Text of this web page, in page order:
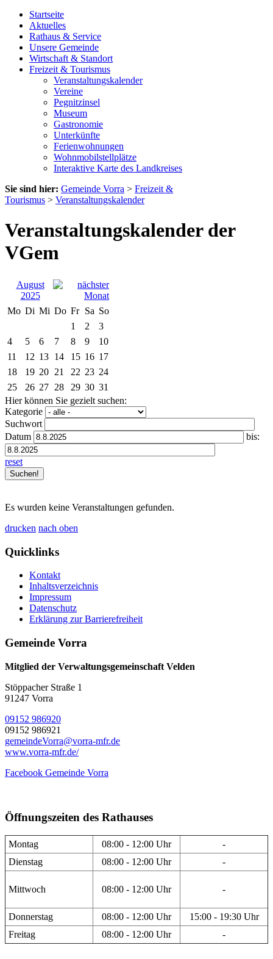
Startseite
Aktuelles
Rathaus & Service
Unsere Gemeinde
Wirtschaft & Standort
Freizeit & Tourismus
Veranstaltungskalender
Vereine
Pegnitzinsel
Museum
Gastronomie
Unterkünfte
Ferienwohnungen
Wohnmobilstellplätze
Interaktive Karte des Landkreises
Sie sind hier: Gemeinde Vorra > Freizeit &
Tourismus > Veranstaltungskalender
Veranstaltungskalender der
VGem
August
2025
Mo Di Mi Do Fr Sa So
1
2
3
4
5 6 7 8 9
10
11
12 13 14 15 16 17
18
19 20 21 22 23 24
25
26 27 28 29 30 31
Hier können Sie gezielt suchen:
Kategorie
Suchwort
Datum
bis:
reset
Es wurden keine Veranstaltungen gefunden.
drucken nach oben
Quicklinks
Kontakt
Inhaltsverzeichnis
Impressum
Datenschutz
Erklärung zur Barrierefreiheit
Gemeinde Vorra
Mitglied der Verwaltungsgemeinschaft Velden
Stöppacher Straße 1
91247 Vorra
09152 986920
09152 986921
gemeindeVorra@vorra-mfr.de
www.vorra-mfr.de/
Facebook Gemeinde Vorra
Öffnungszeiten des Rathauses
Montag 08:00 - 12:00 Uhr
-
Dienstag
08:00 - 12:00 Uhr -
Mittwoch 08:00 - 12:00 Uhr -
Donnerstag 08:00 - 12:00 Uhr
15:00 - 19:30 Uhr
Freitag
08:00 - 12:00 Uhr -